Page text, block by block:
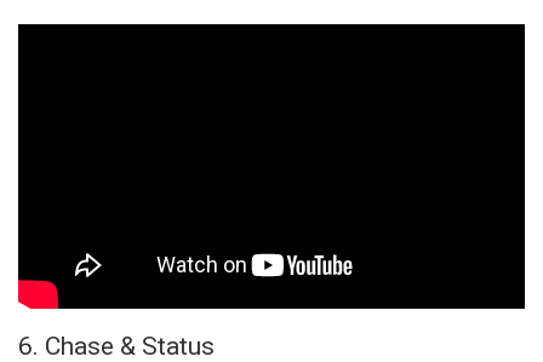
6. Chase & Status